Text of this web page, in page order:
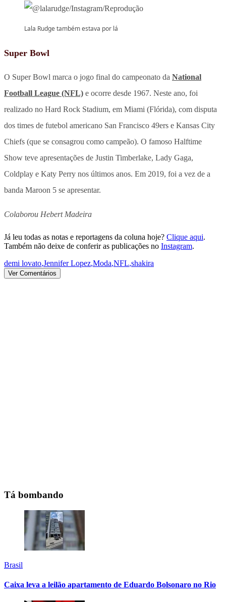
Lala Rudge também estava por lá
Super Bowl
O Super Bowl marca o jogo final do campeonato da National
Football League (NFL) e ocorre desde 1967. Neste ano, foi
realizado no Hard Rock Stadium, em Miami (Flórida), com disputa
dos times de futebol americano San Francisco 49ers e Kansas City
Chiefs (que se consagrou como campeão). O famoso Halftime
Show teve apresentações de Justin Timberlake, Lady Gaga,
Coldplay e Katy Perry nos últimos anos. Em 2019, foi a vez de a
banda Maroon 5 se apresentar.
Colaborou Hebert Madeira
Já leu todas as notas e reportagens da coluna hoje? Clique aqui.
Também não deixe de conferir as publicações no Instagram.
demi lovato,Jennifer Lopez,Moda,NFL,shakira
Ver Comentários
Tá bombando
Brasil
Caixa leva a leilão apartamento de Eduardo Bolsonaro no Rio